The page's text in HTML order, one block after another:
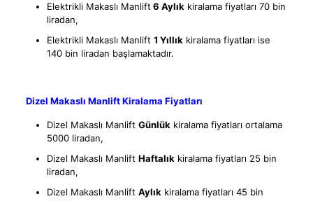
Elektrikli Makaslı Manlift 6 Aylık kiralama fiyatları 70 bin
liradan,
Elektrikli Makaslı Manlift 1 Yıllık kiralama fiyatları ise
140 bin liradan başlamaktadır.
Dizel Makaslı Manlift Kiralama Fiyatları
Dizel Makaslı Manlift Günlük kiralama fiyatları ortalama
5000 liradan,
Dizel Makaslı Manlift Haftalık kiralama fiyatları 25 bin
liradan,
Dizel Makaslı Manlift Aylık kiralama fiyatları 45 bin